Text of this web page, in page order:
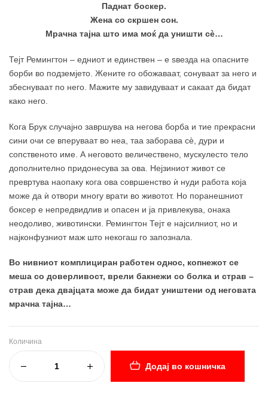
Паднат боскер.
Жена со скршен сон.
Мрачна тајна што има моќ да уништи сè…
Тејт Ремингтон – едниот и единствен – е ѕвезда на опасните
борби во подземјето. Жените го обожаваат, сонуваат за него и
збеснуваат по него. Мажите му завидуваат и сакаат да бидат
како него.
Кога Брук случајно завршува на негова борба и тие прекрасни
сини очи се вперуваат во неа, таа заборава сè, дури и
сопственото име. А неговото величествено, мускулесто тело
дополнително придонесува за ова. Нејзиниот живот се
превртува наопаку кога ова совршенство ѝ нуди работа која
може да ѝ отвори многу врати во животот. Но поранешниот
боксер е непредвидлив и опасен и ја привлекува, онака
неодоливо, животински. Ремингтон Тејт е најсилниот, но и
најконфузниот маж што некогаш го запознала.
Во нивниот комплициран работен однос, копнежот се
меша со доверливост, врели бакнежи со болка и страв –
страв дека двајцата може да бидат уништени од неговата
мрачна тајна…
Количина
Додај во кошничка